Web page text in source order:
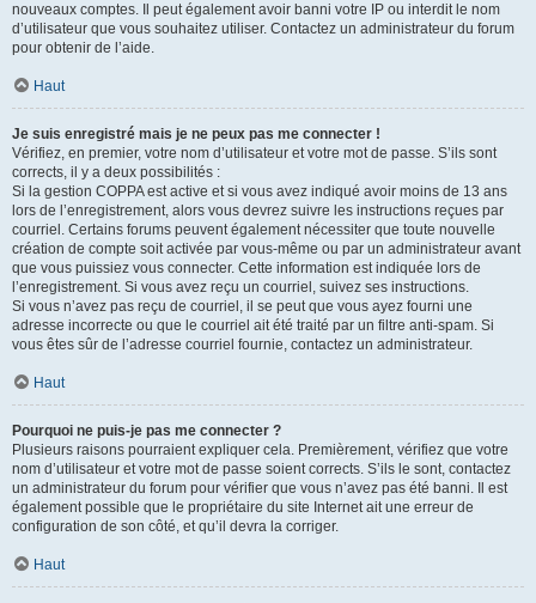
nouveaux comptes. Il peut également avoir banni votre IP ou interdit le nom
d’utilisateur que vous souhaitez utiliser. Contactez un administrateur du forum
pour obtenir de l’aide.
Haut
Je suis enregistré mais je ne peux pas me connecter !
Vérifiez, en premier, votre nom d’utilisateur et votre mot de passe. S’ils sont
corrects, il y a deux possibilités :
Si la gestion COPPA est active et si vous avez indiqué avoir moins de 13 ans
lors de l’enregistrement, alors vous devrez suivre les instructions reçues par
courriel. Certains forums peuvent également nécessiter que toute nouvelle
création de compte soit activée par vous-même ou par un administrateur avant
que vous puissiez vous connecter. Cette information est indiquée lors de
l’enregistrement. Si vous avez reçu un courriel, suivez ses instructions.
Si vous n’avez pas reçu de courriel, il se peut que vous ayez fourni une
adresse incorrecte ou que le courriel ait été traité par un filtre anti-spam. Si
vous êtes sûr de l’adresse courriel fournie, contactez un administrateur.
Haut
Pourquoi ne puis-je pas me connecter ?
Plusieurs raisons pourraient expliquer cela. Premièrement, vérifiez que votre
nom d’utilisateur et votre mot de passe soient corrects. S’ils le sont, contactez
un administrateur du forum pour vérifier que vous n’avez pas été banni. Il est
également possible que le propriétaire du site Internet ait une erreur de
configuration de son côté, et qu’il devra la corriger.
Haut